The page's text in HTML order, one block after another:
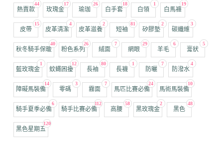
44
熱賣款
17
玫瑰金
26
瑜珈
18
白手套
1
白領
19
白馬褲
15
皮帶
4
皮革清潔
2
皮革滋養
81
短袖
2
矽膠墊
3
碳纖維
40
秋冬騎手保暖
26
粉色系列
7
絨面
29
網眼
6
羊毛
5
膏狀
1
藍玫瑰金
12
蚊蠅困擾
80
長袖
1
長襪
7
防曬
4
防潑水
14
障礙馬裝備
3
零碼
7
霧面
24
馬匹比賽必備
10
馬術馬裝備
6
騎手夏季必備
112
騎手比賽必備
58
高腰
2
黑玫瑰金
48
黑色
120
黑色星期五